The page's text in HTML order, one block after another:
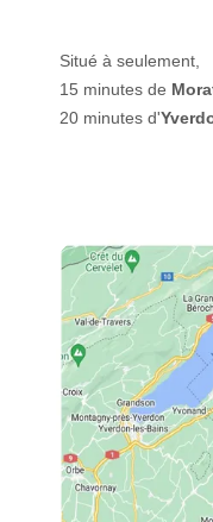
Situé à seulement,
15 minutes de
20 minutes d'